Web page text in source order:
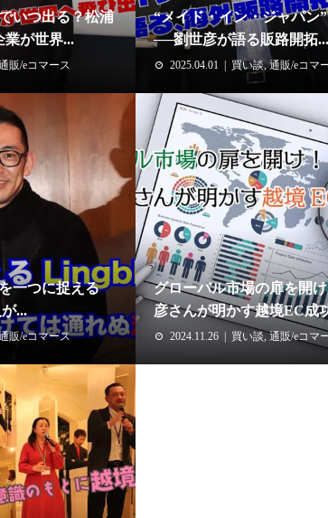
いつ出る？松浦
業が世界...
販/eコマース
“メイド・イン・ジャパン
──劉世彦が語る販路開拓...
2025.04.01 買い談,通販/eコマ
一つに捉える
...
販/eコマース
グローバル市場の扉を開
彦さんが明かす越境EC成
2024.11.26 買い談,通販/eコマ